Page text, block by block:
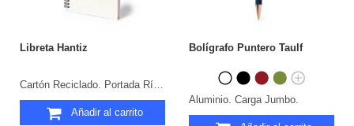
Libreta Hantiz
Añadir al carrito
Bolígrafo Puntero Taulf
Aluminio. Carga Jumbo.